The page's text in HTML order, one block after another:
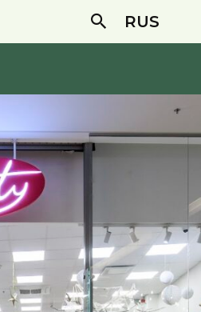
Search
RUS